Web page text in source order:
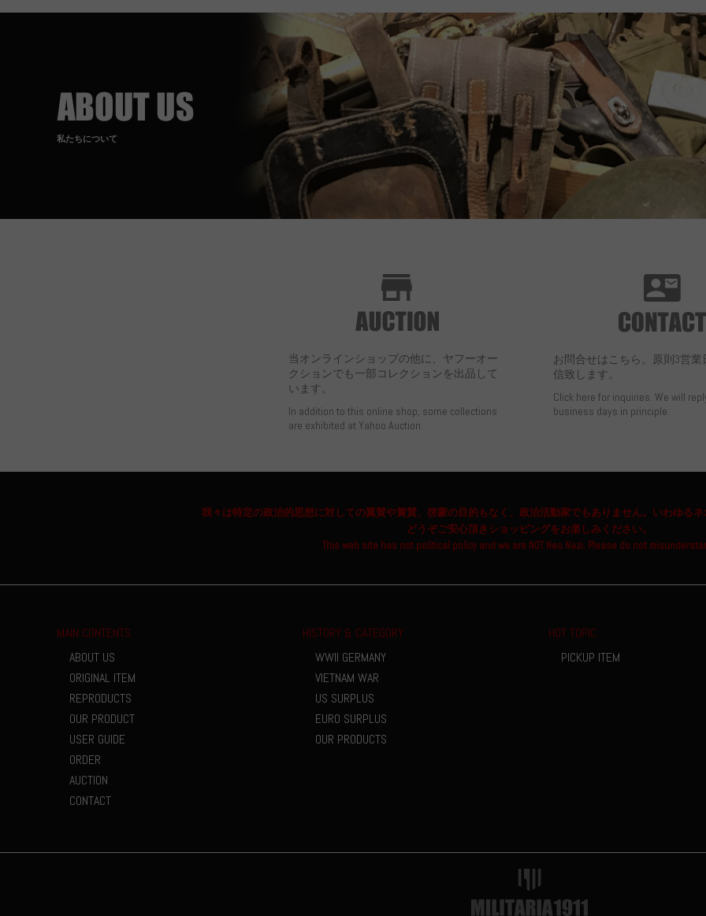
私たちについて
当オンラインショップの他に、ヤフーオー
クションでも一部コレクションを出品して
います。
In addition to this online shop, some collections
are exhibited at Yahoo Auction.
お問合せはこちら。原則3営
信致します。
Click here for inquiries. We will
business days in principle.
我々は特定の政治的思想に対しての翼賛や賞賛、啓蒙の目的もなく、政治活動家でもありません。いわゆる
どうぞご安心頂きショッピングをお楽しみください。
This web site has not political policy and we are NOT Neo Nazi. Please do not
MAIN CONTENTS
ABOUT US
ORIGINAL ITEM
REPRODUCTS
OUR PRODUCT
USER GUIDE
ORDER
AUCTION
CONTACT
HISTORY & CATEGORY
WWII GERMANY
VIETNAM WAR
US SURPLUS
EURO SURPLUS
OUR PRODUCTS
HOT TOPIC
PICKUP ITEM